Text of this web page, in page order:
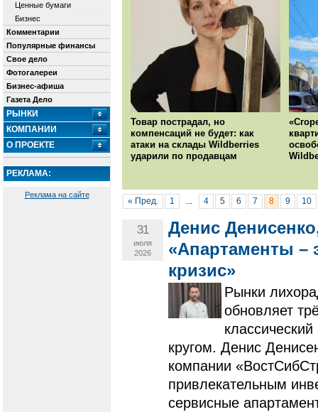
Ценные бумаги
Бизнес
Комментарии
Популярные финансы
Свое дело
Фотогалереи
Бизнес-афиша
Газета Дело
РЫНКИ
КОМПАНИИ
О ПРОЕКТЕ
РЕКЛАМА:
Реклама на сайте
Товар пострадал, но
компенсаций не будет: как
атаки на склады Wildberries
ударили по продавцам
« Пред. 1 ... 4 5 6 7 8 9 10
31
июля
2026
Денис
«Апартаменты –
кризис»
Рынки
обновляет
кругом. Денис
компании
привлекательным
сервисные